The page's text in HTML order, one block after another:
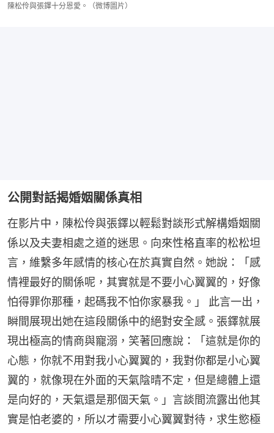
陳松伶與張鐸十分恩愛。（微博圖片）
公開對話揭婚姻關係真相
在影片中，陳松伶與張鐸以輕鬆對談形式解構婚姻關
係以及夫妻相處之道的迷思。向來性格直率的松松坦
言，維繫多年感情的核心在於真實自然。她說：「感
情裡最好的關係呢，其實就是不要小心翼翼的，好像
怕得罪你那種，起碼我不怕你家暴我。」 此言一出，
瞬間展現出她在這段關係中的絕對安全感。張鐸就展
現出極高的情商與寵溺，笑著回應說：「這就是你的
心態，你就不用對我小心翼翼的，我對你都是小心翼
翼的，就像現在外面的天氣陰晴不定，但是總體上還
是向好的，天氣還是那個天氣。」言談間流露出他其
實是怕老婆的，所以才需要小心翼翼對待，求生慾極